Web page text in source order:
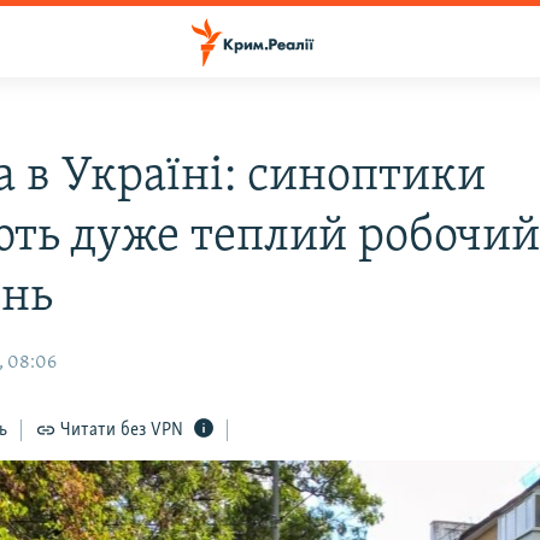
в Україні: синоптики
дуже теплий робочий
08:06
Читати без VPN